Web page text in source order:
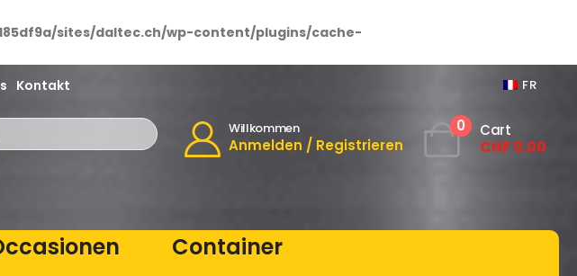
sites/daltec.ch/wp-content/plugins/cache-
Kontakt FR
Willkommen
Anmelden / Registrieren
0 Cart
CHF0.00
Container